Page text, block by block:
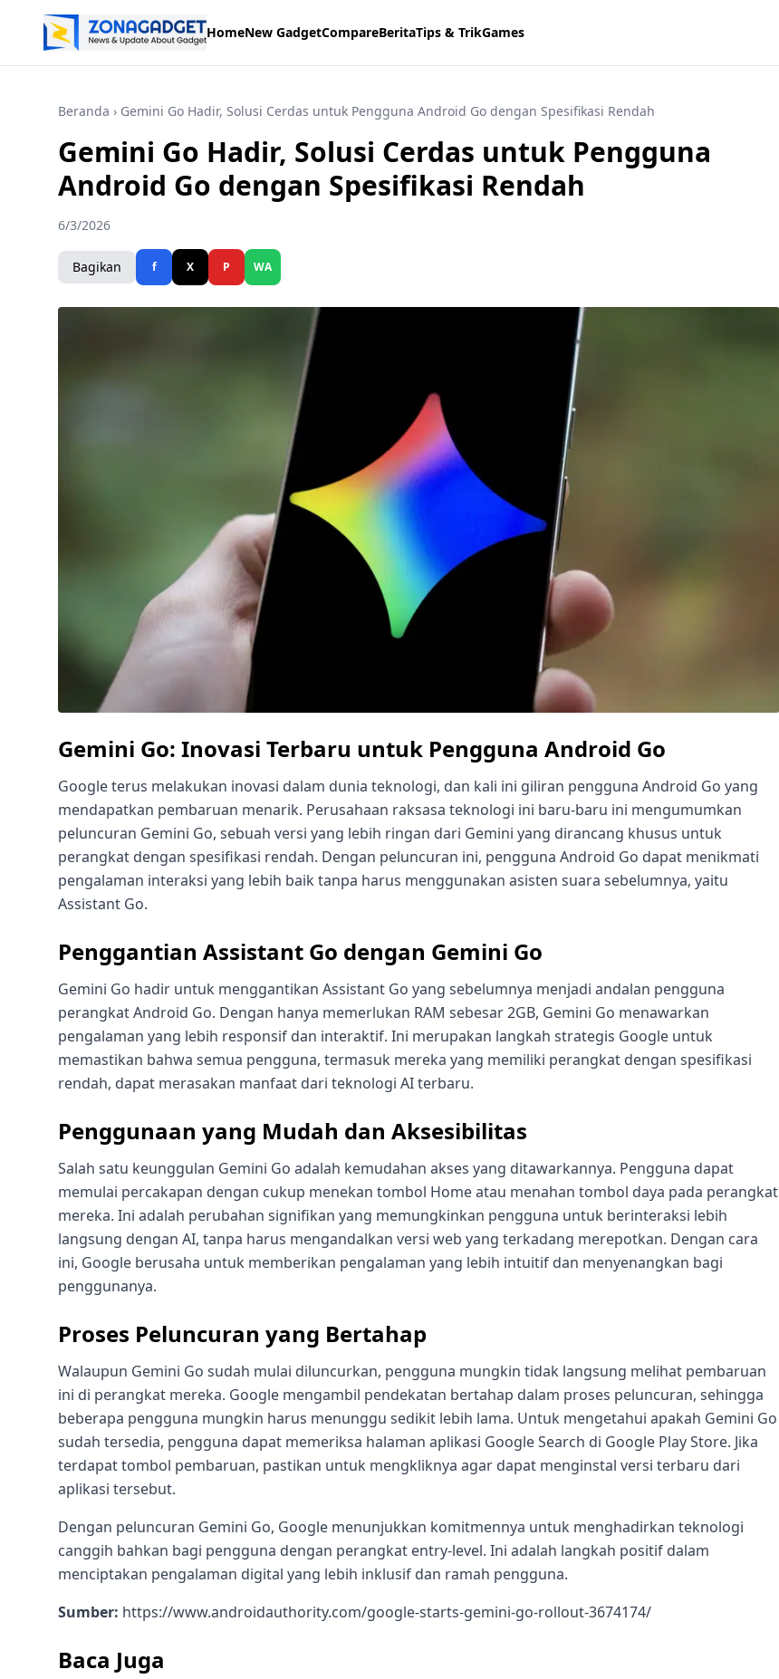
HomeNew GadgetCompareBeritaTips & TrikGames
Beranda › Gemini Go Hadir, Solusi Cerdas untuk Pengguna Android Go dengan Spesifikasi Rendah
Gemini Go Hadir, Solusi Cerdas untuk Pengguna
Android Go dengan Spesifikasi Rendah
6/3/2026
Bagikan f X P WA
Gemini Go: Inovasi Terbaru untuk Pengguna Android Go
Google terus melakukan inovasi dalam dunia teknologi, dan kali ini giliran pengguna Android Go yang
mendapatkan pembaruan menarik. Perusahaan raksasa teknologi ini baru-baru ini mengumumkan
peluncuran Gemini Go, sebuah versi yang lebih ringan dari Gemini yang dirancang khusus untuk
perangkat dengan spesifikasi rendah. Dengan peluncuran ini, pengguna Android Go dapat menikmati
pengalaman interaksi yang lebih baik tanpa harus menggunakan asisten suara sebelumnya, yaitu
Assistant Go.
Penggantian Assistant Go dengan Gemini Go
Gemini Go hadir untuk menggantikan Assistant Go yang sebelumnya menjadi andalan pengguna
perangkat Android Go. Dengan hanya memerlukan RAM sebesar 2GB, Gemini Go menawarkan
pengalaman yang lebih responsif dan interaktif. Ini merupakan langkah strategis Google untuk
memastikan bahwa semua pengguna, termasuk mereka yang memiliki perangkat dengan spesifikasi
rendah, dapat merasakan manfaat dari teknologi AI terbaru.
Penggunaan yang Mudah dan Aksesibilitas
Salah satu keunggulan Gemini Go adalah kemudahan akses yang ditawarkannya. Pengguna dapat
memulai percakapan dengan cukup menekan tombol Home atau menahan tombol daya pada perangkat
mereka. Ini adalah perubahan signifikan yang memungkinkan pengguna untuk berinteraksi lebih
langsung dengan AI, tanpa harus mengandalkan versi web yang terkadang merepotkan. Dengan cara
ini, Google berusaha untuk memberikan pengalaman yang lebih intuitif dan menyenangkan bagi
penggunanya.
Proses Peluncuran yang Bertahap
Walaupun Gemini Go sudah mulai diluncurkan, pengguna mungkin tidak langsung melihat pembaruan
ini di perangkat mereka. Google mengambil pendekatan bertahap dalam proses peluncuran, sehingga
beberapa pengguna mungkin harus menunggu sedikit lebih lama. Untuk mengetahui apakah Gemini Go
sudah tersedia, pengguna dapat memeriksa halaman aplikasi Google Search di Google Play Store. Jika
terdapat tombol pembaruan, pastikan untuk mengkliknya agar dapat menginstal versi terbaru dari
aplikasi tersebut.
Dengan peluncuran Gemini Go, Google menunjukkan komitmennya untuk menghadirkan teknologi
canggih bahkan bagi pengguna dengan perangkat entry-level. Ini adalah langkah positif dalam
menciptakan pengalaman digital yang lebih inklusif dan ramah pengguna.
Sumber: https://www.androidauthority.com/google-starts-gemini-go-rollout-3674174/
Baca Juga